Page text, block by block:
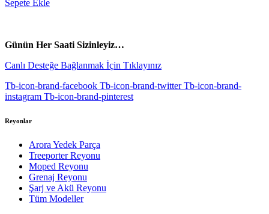
Sepete Ekle
Günün Her Saati Sizinleyiz…
Canlı Desteğe Bağlanmak İçin Tıklayınız
Tb-icon-brand-facebook Tb-icon-brand-twitter Tb-icon-brand-
instagram Tb-icon-brand-pinterest
Reyonlar
Arora Yedek Parça
Treeporter Reyonu
Moped Reyonu
Grenaj Reyonu
Şarj ve Akü Reyonu
Tüm Modeller